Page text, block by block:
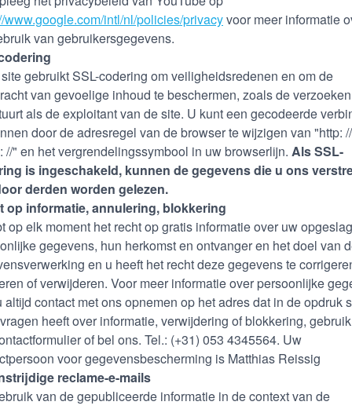
www.google.com/intl/nl/policies/privacyvoor meer informatie
van gebruikersgegevens.
gebruikt SSL-codering om veiligheidsredenen en om de
van gevoelige inhoud te beschermen, zoals de
als de exploitant van de site. U kunt een gecodeerde
door de adresregel van de browser te wijzigen van "http:
//" en het vergrendelingssymbool in uw browserlijn. Als SSL-
is ingeschakeld, kunnen de gegevens die u ons
derden worden gelezen.
op informatie, annulering, blokkering
op elk moment het recht op gratis informatie over uw
gegevens, hun herkomst en ontvanger en het doel van
en u heeft het recht deze gegevens te
of verwijderen. Voor meer informatie over persoonlijke
altijd contact met ons opnemen op het adres dat in de opdruk
heeft over informatie, verwijdering of blokkering,
of bel ons. Tel.: (+31) 053 4345564. Uw
voor gegevensbescherming is Matthias Reissig
reclame-e-mails
van de gepubliceerde informatie in de context van de